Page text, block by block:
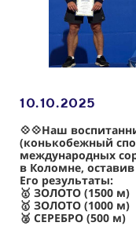
10.10.2025
💠💠Наш
(конькобежный
международных
в Коломне,
Его результаты:
🥇 ЗОЛОТО (1500 м)
🥇 ЗОЛОТО (1000 м)
🥈 СЕРЕБРО (500 м)